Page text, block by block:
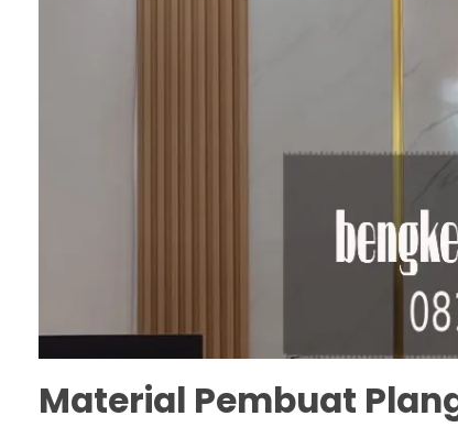
Material Pembuat